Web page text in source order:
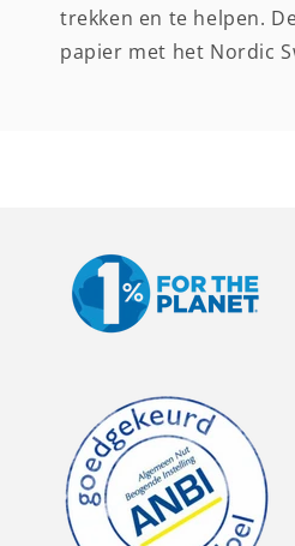
trekken en te helpen.
papier met het Nordic